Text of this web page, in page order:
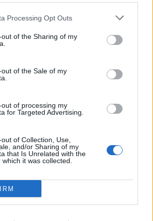
Processing Opt Outs
of the Sharing of my
of the Sale of my
of processing my
for Targeted Advertising.
of Collection, Use,
and/or Sharing of my
that Is Unrelated with the
it was collected.